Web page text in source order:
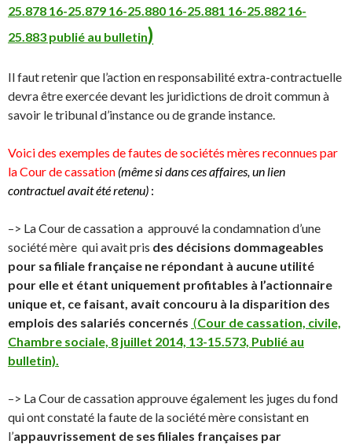
25.878 16-25.879 16-25.880 16-25.881 16-25.882 16-
25.883 publié au bulletin)
Il faut retenir que l’action en responsabilité extra-contractuelle
devra être exercée devant les juridictions de droit commun à
savoir le tribunal d’instance ou de grande instance.
Voici des exemples de fautes de sociétés mères reconnues par
la Cour de cassation (même si dans ces affaires, un lien
contractuel avait été retenu) :
–> La Cour de cassation a approuvé la condamnation d’une
société mère qui avait pris des décisions dommageables
pour sa filiale française ne répondant à aucune utilité
pour elle et étant uniquement profitables à l’actionnaire
unique et, ce faisant, avait concouru à la disparition des
emplois des salariés concernés (Cour de cassation, civile,
Chambre sociale, 8 juillet 2014, 13-15.573, Publié au
bulletin).
–> La Cour de cassation approuve également les juges du fond
qui ont constaté la faute de la société mère consistant en
l’appauvrissement de ses filiales françaises par